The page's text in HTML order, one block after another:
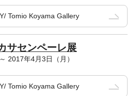
Tomio Koyama Gallery
サセンペーレ展
2017年4月3日（月）
Tomio Koyama Gallery